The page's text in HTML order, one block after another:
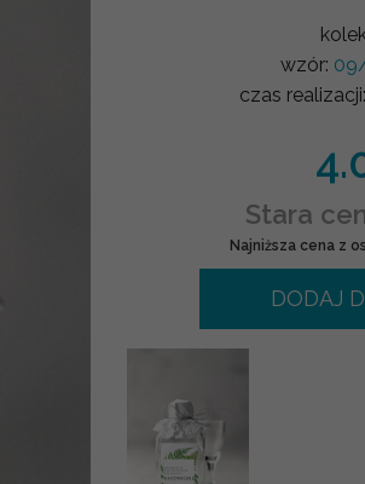
wzór:
czas realizacji:
Stara
Najniższa cena z
DODAJ